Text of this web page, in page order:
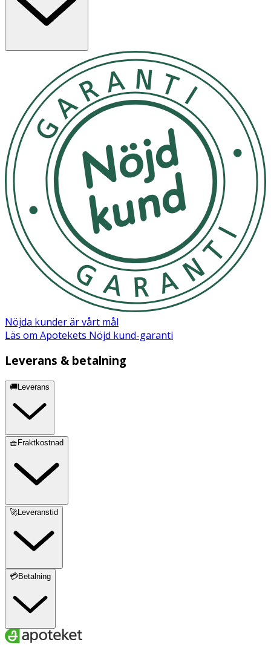
most beautiful style. MJUUK's success is based on unique
hair care innovations created in their own laboratory. All
one of the northernmost hair cosmetics factories in the
world.,MJUUK REFRESH DRY SHAMPOO med sin unika
formula tar omedelbart bort oljighet från hår och
hårbotten och fräschar upp rötterna. Produkten hjälper
till att lämna h
Användning: Skaka väl före användning. Spraya på torrt
hår på ca 15 cm avstånd, fokusera på hårstrået och
borsta igenom håret. Du kan lägga till mer produkt
under dagen vid behov.
Förvaras i rumstemperatur
OK för gravida och ammande:
Ingredienser:
Butane, Propane, Isobutane, Alcohol Denat., Oryza Sativa
Starch, Hydrated Silica, Peg-12 Dimethicone, Parfum,
Benzyl Salicylate, Hexyl Cinnamal, Limonene, Linalool
Nöjda kunder är vårt mål
Läs om Apotekets Nöjd kund-garanti
Leverans & betalning
🚚Leverans
🧺Fraktkostnad
🚀Leveranstid
💳Betalning